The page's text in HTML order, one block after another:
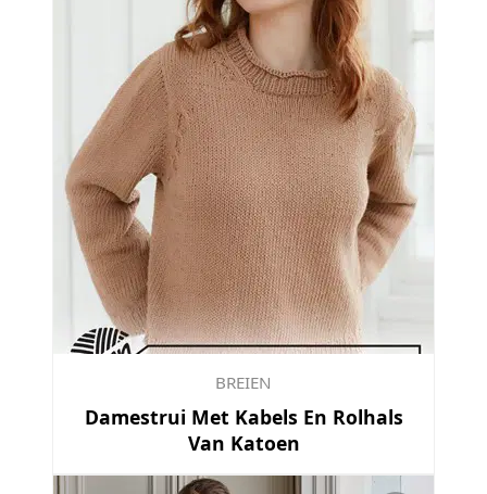
BREIEN
Damestrui Met Kabels En Rolhals
Van Katoen